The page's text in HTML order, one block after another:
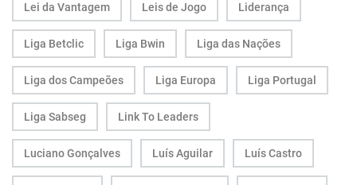
Lei da Vantagem Leis de Jogo Liderança
Liga Betclic Liga Bwin Liga das Nações
Liga dos Campeões Liga Europa Liga Portugal
Liga Sabseg Link To Leaders
Luciano Gonçalves Luís Aguilar Luís Castro